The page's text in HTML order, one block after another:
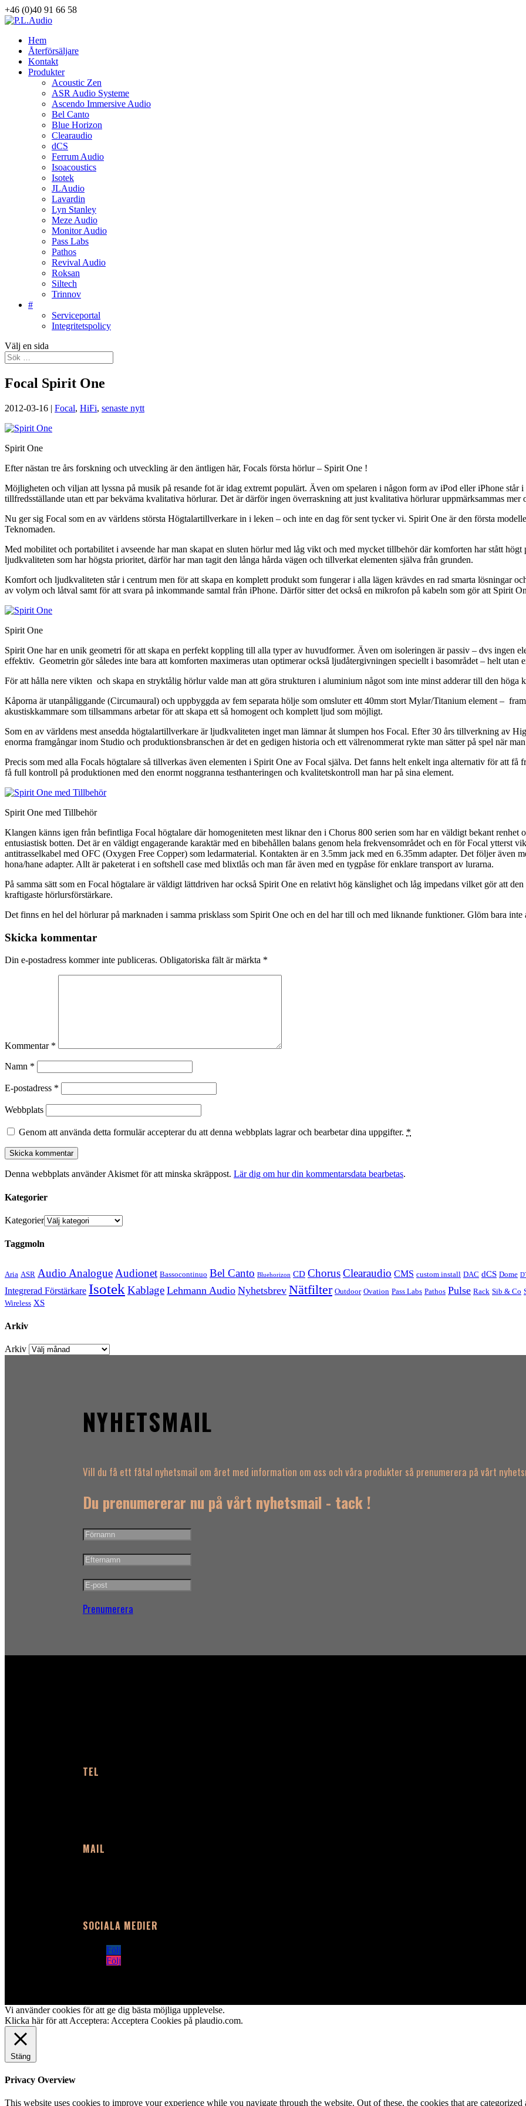
+46 (0)40 91 66 58
Hem
Återförsäljare
Kontakt
Produkter
Acoustic Zen
ASR Audio Systeme
Ascendo Immersive Audio
Bel Canto
Blue Horizon
Clearaudio
dCS
Ferrum Audio
Isoacoustics
Isotek
JLAudio
Lavardin
Lyn Stanley
Meze Audio
Monitor Audio
Pass Labs
Pathos
Revival Audio
Roksan
Siltech
Trinnov
#
Serviceportal
Integritetspolicy
Välj en sida
Focal Spirit One
2012-03-16 | Focal, HiFi, senaste nytt
Spirit One
Efter nästan tre års forskning och utveckling är den äntligen här, Focals första hörlur – Spirit One !
Möjligheten och viljan att lyssna på musik på resande fot är idag extremt populärt. Även om spelaren i någon form av iPod eller iPhone står
tillfredsställande utan ett par bekväma kvalitativa hörlurar. Det är därför ingen överraskning att just kvalitativa hörlurar uppmärksammas mer
Nu ger sig Focal som en av världens största Högtalartillverkare in i leken – och inte en dag för sent tycker vi. Spirit One är den första
Teknomaden.
Med mobilitet och portabilitet i avseende har man skapat en sluten hörlur med låg vikt och med mycket tillbehör där komforten har stått
ljudkvaliteten som har högsta prioritet, därför har man tagit den långa hårda vägen och tillverkat elementen själva från grunden.
Komfort och ljudkvaliteten står i centrum men för att skapa en komplett produkt som fungerar i alla lägen krävdes en rad smarta lösningar
av volym och låtval samt för att svara på inkommande samtal från iPhone. Därför sitter det också en mikrofon på kabeln som gör att Spirit
Spirit One
Spirit One har en unik geometri för att skapa en perfekt koppling till alla typer av huvudformer. Även om isoleringen är passiv – dvs ingen
effektiv. Geometrin gör således inte bara att komforten maximeras utan optimerar också ljudåtergivningen speciellt i basområdet – helt utan
För att hålla nere vikten och skapa en stryktålig hörlur valde man att göra strukturen i aluminium något som inte minst adderar till den höga
Kåporna är utanpåliggande (Circumaural) och uppbyggda av fem separata hölje som omsluter ett 40mm stort Mylar/Titanium element –
akustiskkammare som tillsammans arbetar för att skapa ett så homogent och komplett ljud som möjligt.
Som en av världens mest ansedda högtalartillverkare är ljudkvaliteten inget man lämnar åt slumpen hos Focal. Efter 30 års tillverkning av
enorma framgångar inom Studio och produktionsbranschen är det en gedigen historia och ett välrenommerat rykte man sätter på spel när
Precis som med alla Focals högtalare så tillverkas även elementen i Spirit One av Focal själva. Det fanns helt enkelt inga alternativ för att få
få full kontroll på produktionen med den enormt noggranna testhanteringen och kvalitetskontroll man har på sina element.
Spirit One med Tillbehör
Klangen känns igen från befintliga Focal högtalare där homogeniteten mest liknar den i Chorus 800 serien som har en väldigt bekant
entusiastisk botten. Det är en väldigt engagerande karaktär med en bibehållen balans genom hela frekvensområdet och en för Focal ytterst
antitrasselkabel med OFC (Oxygen Free Copper) som ledarmaterial. Kontakten är en 3.5mm jack med en 6.35mm adapter. Det följer även
hona/hane adapter. Allt är paketerat i en softshell case med blixtlås och man får även med en tygpåse för enklare transport av lurarna.
På samma sätt som en Focal högtalare är väldigt lättdriven har också Spirit One en relativt hög känslighet och låg impedans vilket gör att
kraftigaste hörlursförstärkare.
Det finns en hel del hörlurar på marknaden i samma prisklass som Spirit One och en del har till och med liknande funktioner. Glöm bara
Skicka kommentar
Din e-postadress kommer inte publiceras. Obligatoriska fält är märkta *
Kommentar *
Namn *
E-postadress *
Webbplats
Genom att använda detta formulär accepterar du att denna webbplats lagrar och bearbetar dina uppgifter. *
Denna webbplats använder Akismet för att minska skräppost. Lär dig om hur din kommentarsdata bearbetas.
Kategorier
Kategorier
Taggmoln
Aria ASR Audio AnalogueAudionet Bassocontinuo Bel Canto Bluehorizon CD ChorusClearaudio CMS custom install DAC dCS Dome
Integrerad Förstärkare Isotek Kablage Lehmann Audio Nyhetsbrev Nätfilter Outdoor Ovation Pass Labs Pathos Pulse Rack Sib & Co
Wireless XS
Arkiv
Arkiv
NYHETSMAIL
Vill du få ett fåtal nyhetsmail om året med information om oss och våra produkter så prenumerera på vårt
Du prenumererar nu på vårt nyhetsmail - tack !
Prenumerera
TEL
MAIL
SOCIALA MEDIER
Följ
Följ
Vi använder cookies för att ge dig bästa möjliga upplevelse.
Klicka här för att Acceptera: Acceptera Cookies på plaudio.com.
Stäng
Privacy Overview
This website uses cookies to improve your experience while you navigate through the website. Out of these, the cookies that are categorized